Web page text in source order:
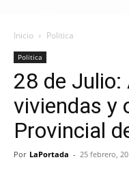
Portada
Inicio Politica
Politica
28 de
viviendas y
Provincial
Por LaPortada - 25 febrero,